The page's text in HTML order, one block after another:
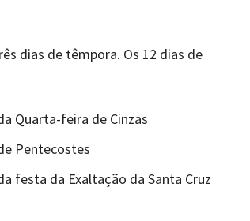
dias de têmpora. Os 12 dias de
Quarta-feira de Cinzas
Pentecostes
festa da Exaltação da Santa Cruz